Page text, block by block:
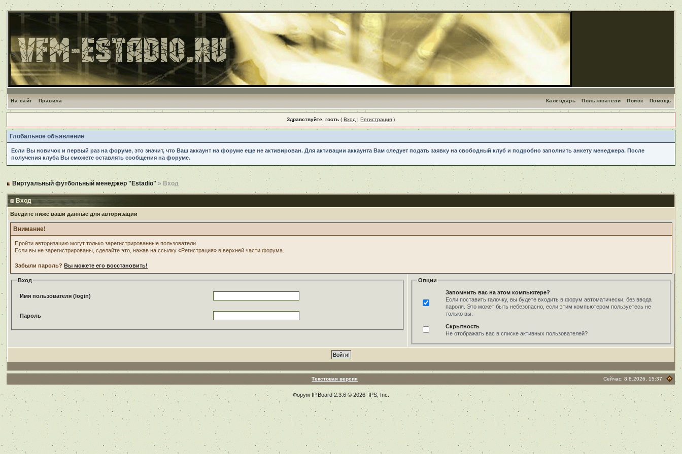
На сайт Правила Помощь
Поиск
Пользователи
Календарь
Здравствуйте, гость (Вход |Регистрация )
Глобальное объявление
Если Вы новичок и первый раз на форуме, это значит, что Ваш аккаунт на форуме еще не активирован. Для активации аккаунта Вам следует подать заявку на свободный клуб и подробно заполнить анкету менеджера. После
получения клуба Вы сможете оставлять сообщения на форуме.
Виртуальный футбольный менеджер "Estadio" » Вход
Вход
Введите ниже ваши данные для авторизации
Внимание!
Пройти авторизацию могут только зарегистрированные пользователи.
Если вы не зарегистрированы, сделайте это, нажав на ссылку «Регистрация» в верхней части форума.
Забыли пароль?Вы можете его восстановить!
Вход
Имя пользователя (login)
Пароль
Опции
Запомнить вас на этом компьютере?
Если поставить галочку, вы будете входить в форум автоматически, без ввода
пароля. Это может быть небезопасно, если этим компьютером пользуетесь не
только вы.
Скрытность
Не отображать вас в списке активных пользователей?
Текстовая версия Сейчас: 8.8.2026, 15:37
Форум IP.Board2.3.6 © 2026 IPS, Inc